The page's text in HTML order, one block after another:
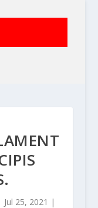
Jul 25, 2021 |